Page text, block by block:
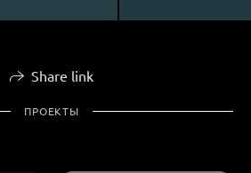
Share link
ПРОЕКТЫ